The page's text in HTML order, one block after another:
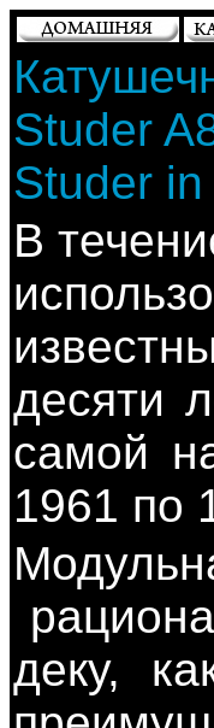
Studer
Studer
В
десяти
самой
1961 по
деку,